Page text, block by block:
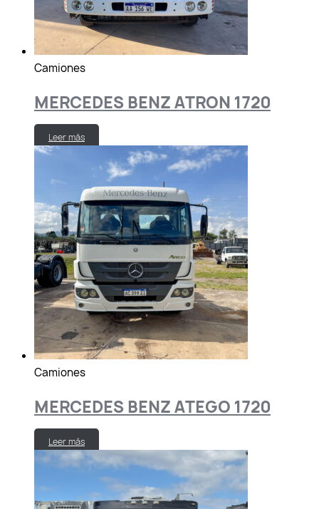
Camiones
MERCEDES BENZ ATRON 1720
Leer más
Camiones
MERCEDES BENZ ATEGO 1720
Leer más